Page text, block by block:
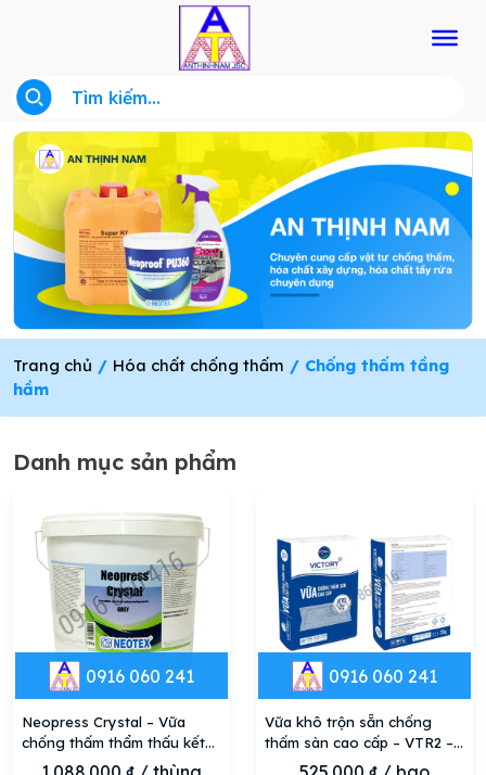
Trang chủ / Hóa chất chống thấm / Chống thấm tầng
hầm
Danh mục sản phẩm
0916 060 241
Neopress Crystal – Vữa
chống thấm thẩm thấu kết
tinh
0916 060 241
Vữa khô trộn sẵn chống
thấm sàn cao cấp – VTR2 –
VICTORY SUPER chất lượng,